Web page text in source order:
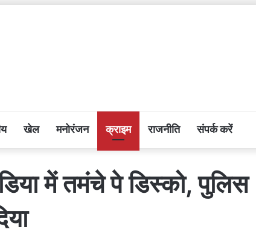
खेल मनोरंजन क्राइम राजनीति संपर्क करें
में तमंचे पे डिस्को, पुलिस